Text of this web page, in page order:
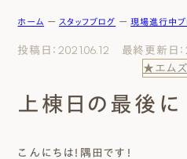
エムズのこと
0120-
ホーム ー スタッフブログ ー 現場進行中ブ
投稿日：2021.06.12 最終更新日
★エム
上棟日の最後に
こんにちは！隅田です！